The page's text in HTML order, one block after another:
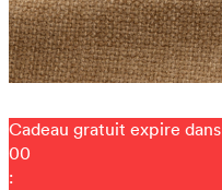
Cadeau gratuit expire dans
00
: